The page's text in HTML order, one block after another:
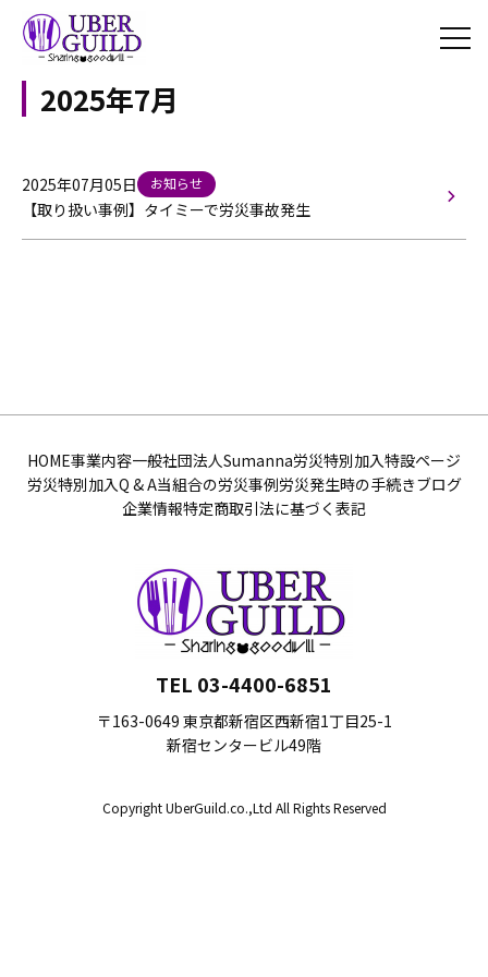
2025年7月
2025年07月05日 お知らせ
【取り扱い事例】タイミーで労災事故発生
HOME事業内容一般社団法人Sumanna労災特別加入特設ページ
労災特別加入Q & A当組合の労災事例労災発生時の手続きブログ
企業情報特定商取引法に基づく表記
TEL 03-4400-6851
〒163-0649 東京都新宿区西新宿1丁目25-1
新宿センタービル49階
Copyright UberGuild.co.,Ltd All Rights Reserved